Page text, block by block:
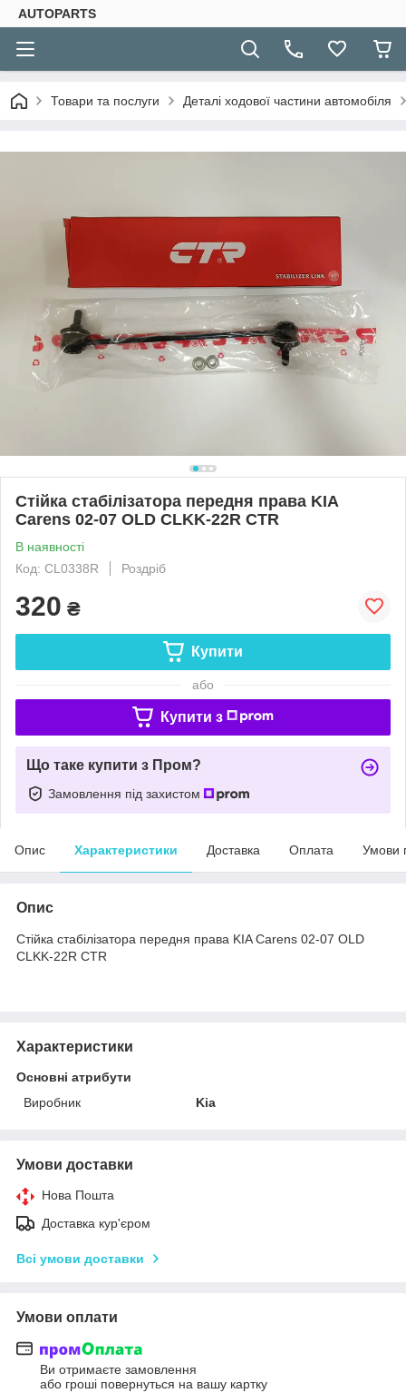
AUTOPARTS
Товари та послуги Деталі ходової частини автомобіля
Стійка стабілізатора передня права KIA
Carens 02-07 OLD CLKK-22R CTR
В наявності
Код: CL0338R
Роздріб
320 ₴
Купити
або
Купити з
Що таке купити з Пром?
Замовлення під захистом
Опис Характеристики Доставка Оплата Умови
Опис
Стійка стабілізатора передня права KIA Carens 02-07 OLD
CLKK-22R CTR
Характеристики
Основні атрибути
Виробник
Kia
Умови доставки
Нова Пошта
Доставка кур'єром
Всі умови доставки
Умови оплати
Ви отримаєте замовлення
або гроші повернуться на вашу картку